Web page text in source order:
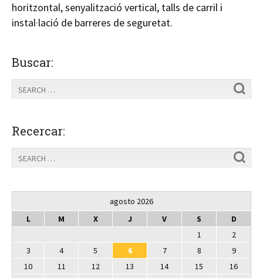
horitzontal, senyalització vertical, talls de carril i
instal·lació de barreres de seguretat.
Buscar:
Recercar:
agosto 2026
L
M X J V S
D
1
2
3
4 5 6 7 8
9
10
11 12 13 14 15
16